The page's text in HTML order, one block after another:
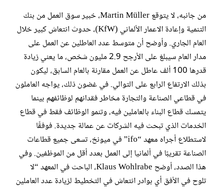
من جانبه، لا يتوقع Martin Müller، خبير سوق العمل من بنك
التنمية وإعادة الاعمار الألماني (KfW)، حدوث انتعاش كبير خلال
العام الجاري. وأوضح أن متوسط عدد العاطلين عن العمل على
مدار العام سيبلغ على الأرجح 2.9 مليون شخص، ما يعني زيادة
قدرها 100 ألف عاطل عن العمل مقارنة بالعام السابق، ليكون
بذلك الارتفاع الرابع على التوالي. في غضون ذلك، يواجه العاملون
في قطاعي الصناعة والتجارة مخاطر فقدانهم لوظائفهم بينما
يتمسك قطاع البناء بالعاملين فيه، وتنمو الوظائف فقط في قطاع
الخدمات الذي تبحث فيه الشركات عن عمالة جديدة. فوفقًا
لاستطلاع أجراه معهد “ifo” في ميونخ، تسعى جميع قطاعات
الصناعة تقريبًا في ألمانيا إلى العمل بعدد أقل من الموظفين. وفي
هذا الصدد، أوضح Klaus Wohlrabe، الباحث في المعهد “لا
تلوح في الأفق أي بوادر انتعاش في التخطيط لزيادة عدد العاملين